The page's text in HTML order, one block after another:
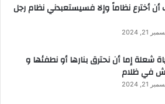
أخترع نظاماً وإلا فسيستعبدني نظام رجل
21, 2024
شعلة إما أن نحترق بنارها أو نطفئها و
في ظلام
21, 2024